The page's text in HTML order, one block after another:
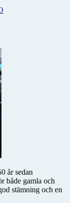
år sedan
både gamla och
stämning och en